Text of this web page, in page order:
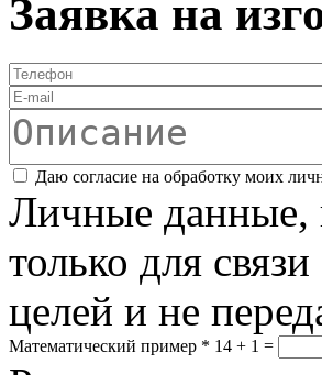
Заявка на
Телефон
E-mail
Описание
Соглашение*
Даю согласие на обработку моих
Личные данные,
только для
целей и не
Математический пример * 14 + 1 =